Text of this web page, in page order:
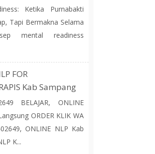
Ketika Purnabakti
Tapi Bermakna Selama
mental readiness
FOR
Kab Sampang
BELAJAR, ONLINE
ORDER KLIK WA
ONLINE NLP Kab
K...